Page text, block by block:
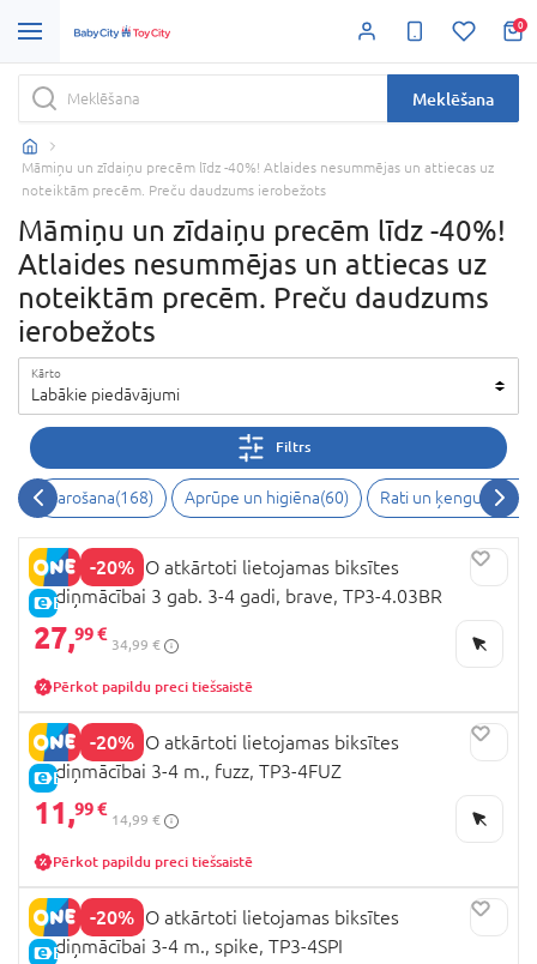
0
Meklēšana
Māmiņu un zīdaiņu precēm līdz -40%! Atlaides nesummējas un attiecas uz
noteiktām precēm. Preču daudzums ierobežots
Māmiņu un zīdaiņu precēm līdz -40%!
Atlaides nesummējas un attiecas uz
noteiktām precēm. Preču daudzums
ierobežots
Kārto
Labākie piedāvājumi
Filtrs
Barošana(168) Aprūpe un higiēna(60) Rati un ķengursomas
-20%
E-CENA
BAMBINO MIO atkārtoti lietojamas biksītes
podiņmācībai 3 gab. 3-4 gadi, brave, TP3-4.03BR
27,99 €
34,99 €
Pērkot papildu preci tiešsaistē
-20%
E-CENA
BAMBINO MIO atkārtoti lietojamas biksītes
podiņmācībai 3-4 m., fuzz, TP3-4FUZ
11,99 €
14,99 €
Pērkot papildu preci tiešsaistē
-20%
E-CENA
BAMBINO MIO atkārtoti lietojamas biksītes
podiņmācībai 3-4 m., spike, TP3-4SPI